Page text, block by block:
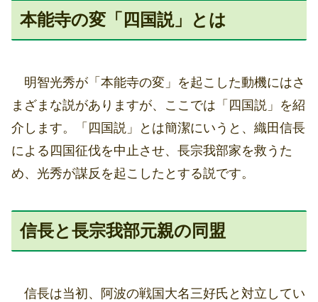
本能寺の変「四国説」とは
明智光秀が「本能寺の変」を起こした動機にはさ
まざまな説がありますが、ここでは「四国説」を紹
介します。「四国説」とは簡潔にいうと、織田信長
による四国征伐を中止させ、長宗我部家を救うた
め、光秀が謀反を起こしたとする説です。
信長と長宗我部元親の同盟
信長は当初、阿波の戦国大名三好氏と対立してい